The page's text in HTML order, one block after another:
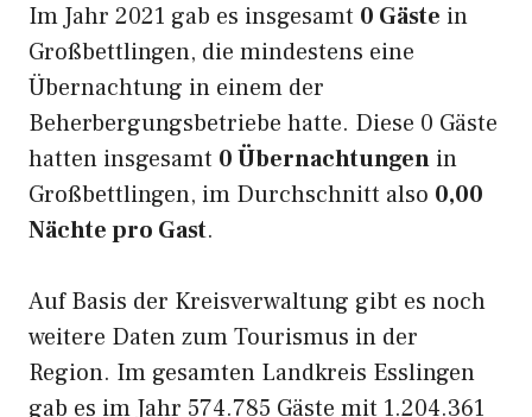
Im Jahr 2021 gab es insgesamt 0 Gäste in
Großbettlingen, die mindestens eine
Übernachtung in einem der
Beherbergungsbetriebe hatte. Diese 0 Gäste
hatten insgesamt 0 Übernachtungen in
Großbettlingen, im Durchschnitt also 0,00
Nächte pro Gast.
Auf Basis der Kreisverwaltung gibt es noch
weitere Daten zum Tourismus in der
Region. Im gesamten Landkreis Esslingen
gab es im Jahr 574.785 Gäste mit 1.204.361